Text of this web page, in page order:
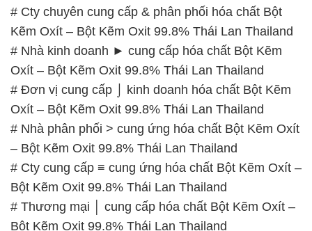
# Cty chuyên cung cấp & phân phối hóa chất Bột
Kẽm Oxít – Bột Kẽm Oxit 99.8% Thái Lan Thailand
# Nhà kinh doanh ► cung cấp hóa chất Bột Kẽm
Oxít – Bột Kẽm Oxit 99.8% Thái Lan Thailand
# Đơn vị cung cấp ⌡ kinh doanh hóa chất Bột Kẽm
Oxít – Bột Kẽm Oxit 99.8% Thái Lan Thailand
# Nhà phân phối > cung ứng hóa chất Bột Kẽm Oxít
– Bột Kẽm Oxit 99.8% Thái Lan Thailand
# Cty cung cấp ≡ cung ứng hóa chất Bột Kẽm Oxít –
Bột Kẽm Oxit 99.8% Thái Lan Thailand
# Thương mại │ cung cấp hóa chất Bột Kẽm Oxít –
Bột Kẽm Oxit 99.8% Thái Lan Thailand